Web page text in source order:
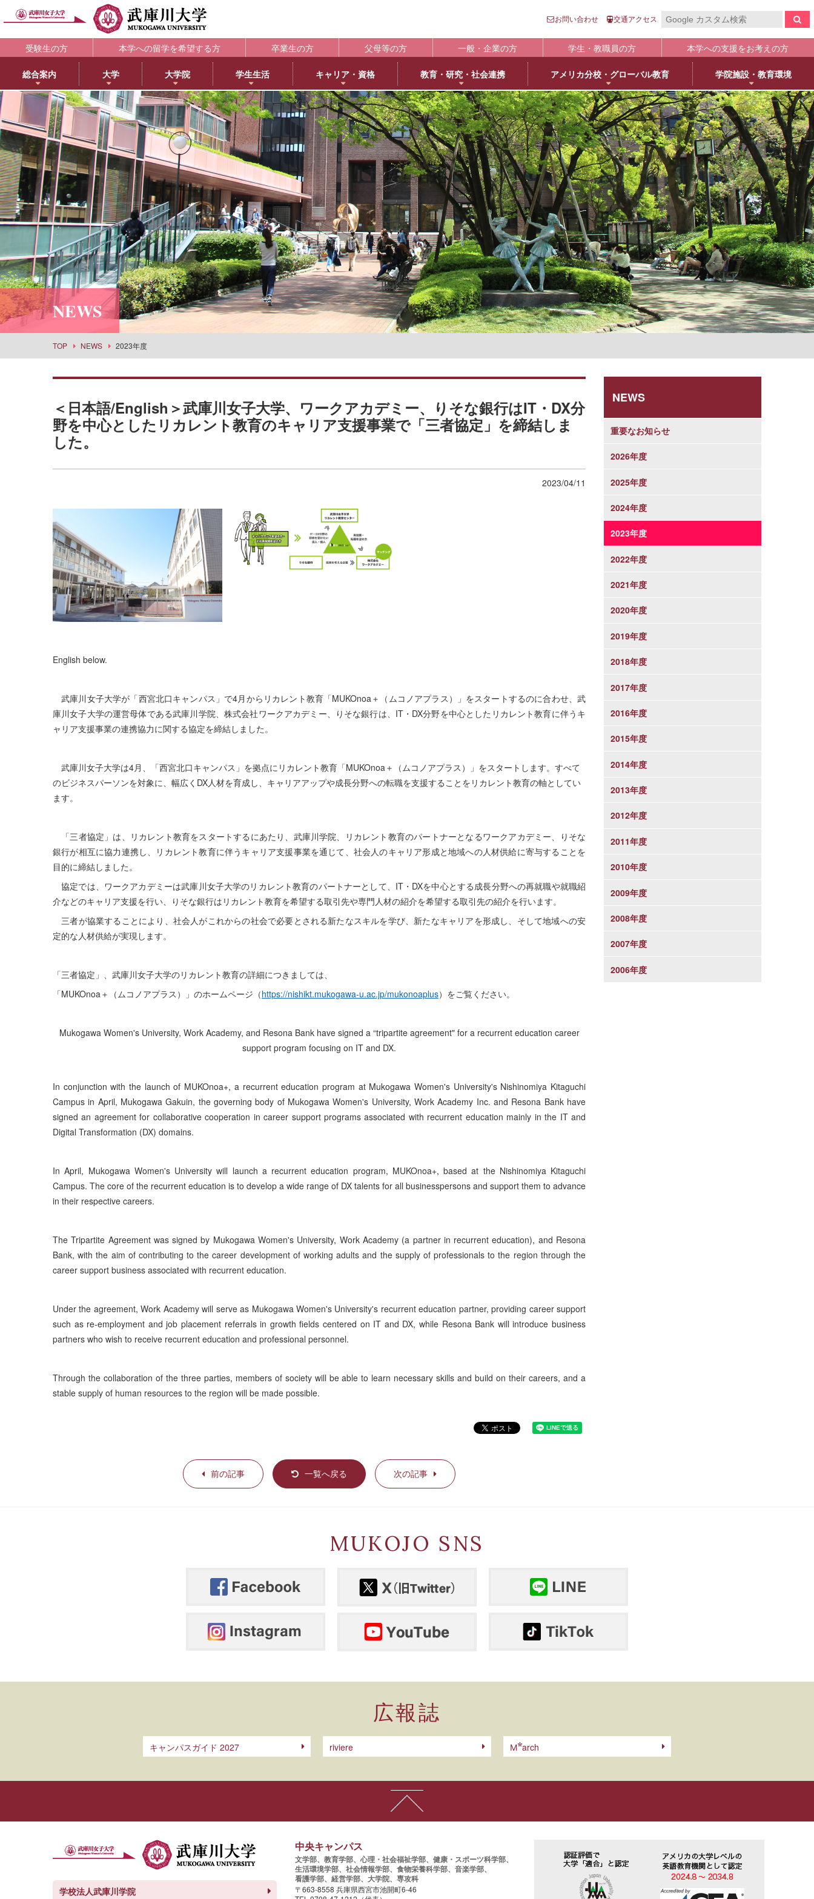
お問い合わせ 交通アクセス
受験生の方 本学への留学を希望する方 卒業生の方 父母等の方 一般・企業の方 学生・教職員の方 本学への支援をお考えの方
総合案内
理念・歴史
教育理念
学院長メッセージ
学長メッセージ
3つのポリシーとアセスメントポリシー
学びの特徴
武庫川女子大学のあゆみ
キャンパス
交通アクセス
キャンパス紹介
内部質保証体制
大学評価
認証評価
自己点検・評価
大学情報の公表
IR（Institutional Research）情報
学校法人武庫川学院
武庫川学院創立80周年
高等教育の修学支援新制度について
大学
大学
日本語日本文学科
歴史文化学科
英語グローバル学科
教育学科
心理学科
社会福祉学科
健康・スポーツ科学科
スポーツマネジメント学科
生活環境学科
社会情報学科
食物栄養学科
建築学科
景観建築学科
演奏学科
応用音楽学科
薬学科
健康生命薬科学科
目指せる主な進路・取得できる教員免許
共通教育
共通教育部
履修・成績
シラバス
履修便覧
成績評価
教員情報検索
教員一覧
名誉教授一覧
大学院
大学院・専攻科
大学院NEWS・EVENTS
日本語日本文学専攻
英語英米文学専攻
教育学専攻
臨床心理学専攻
臨床教育学専攻
健康・スポーツ科学専攻
生活環境学専攻
食物栄養学専攻
食創造科学専攻
建築学専攻
景観建築学専攻
薬学専攻
薬科学専攻
看護学専攻
音楽専攻科
学生生活
学生支援部署
教務部
学生部
国際センター
学校教育センター
キャリアセンター
総合情報システム部（ICTヘルプデスク）
健康サポートセンター
学生相談センター
学生サポート室（障がい学生支援）
スポーツセンター
丹嶺学苑研修センター
男女共同参画推進課
事業部
武庫女エンタープライズ
学生支援の概要
褒賞制度
修学支援新制度
奨学金制度
学寮
下宿・ワンルームマンション（武庫女エンタープライズ）
オフィスアワー
アルバイト
キャンパスライフ
売店・本/食堂・カフェ
キャンパスカレンダー
学友会・委員会
クラブ・同好会
学内ボランティア団体
武庫女Style
学費等納付金
学則
キャリア・資格
キャリア支援
キャリアセンター
薬学部学生の就職支援
内定先輩アドバイザーの声
資格取得
取得可能な資格
エクステンション講座
教員採用試験対策
編入
編入学について
大学院進学
大学院・専攻科入試ガイド
教育・研究・社会連携
研究所
教育総合研究所
健康科学総合研究所
女性活躍総合研究所
教育・研究サポート
研究ポータル
動物実験委員会
女性研究リーダー育成推進センター
武庫川女子大学 サイエンス・コモンズ
センター
スポーツセンター
社会連携
社会連携推進センター
発達・臨床心理センター
子育てひろば
ブラウン・ライス・ウィーク
教育連携
MUKOJO ミライ☆ラボ
大学間教育研究連携
生涯学習
オープンカレッジ
大学院／専攻科紹介
科目等履修について
リカレント教育
MUKOnoa+
教員情報検索
アメリカ分校・グローバル教育
アメリカ分校で学ぶ
アメリカ分校（English）
留学プログラム
日本文化センター
アメリカ分校キャンパスマップ
CEA認定状について
BLOG
教育学科アメリカ分校留学
薬学部アメリカ分校留学日記
国際センター
学院施設・教育環境
附属図書館
利用案内
蔵書検索
マイライブラリ
データベース一覧
武庫川女子大学リポジトリ
LibrariE
学習・研究支援
附属総合ミュージアム
利用案内
所蔵品検索
施設紹介
中央キャンパス
浜甲子園キャンパス
上甲子園キャンパス・甲子園会館
西宮北口キャンパス
武庫女ステーションキャンパス
北摂キャンパス・丹嶺学苑研修センター
アメリカ分校
NEWS
TOP NEWS 2023年度
＜日本語/English＞武庫川女子大学、ワークアカデミー、りそな銀行はIT・DX分
野を中心としたリカレント教育のキャリア支援事業で「三者協定」を締結しま
した。
2023/04/11
English below.
武庫川女子大学が「西宮北口キャンパス」で4月からリカレント教育「MUKOnoa＋（ムコノアプラス）」をスタートするのに合わせ、武
庫川女子大学の運営母体である武庫川学院、株式会社ワークアカデミー、りそな銀行は、IT・DX分野を中心としたリカレント教育に伴うキ
ャリア支援事業の連携協力に関する協定を締結しました。
武庫川女子大学は4月、「西宮北口キャンパス」を拠点にリカレント教育「MUKOnoa＋（ムコノアプラス）」をスタートします。すべて
のビジネスパーソンを対象に、幅広くDX人材を育成し、キャリアアップや成長分野への転職を支援することをリカレント教育の軸としてい
ます。
「三者協定」は、リカレント教育をスタートするにあたり、武庫川学院、リカレント教育のパートナーとなるワークアカデミー、りそな
銀行が相互に協力連携し、リカレント教育に伴うキャリア支援事業を通じて、社会人のキャリア形成と地域への人材供給に寄与することを
目的に締結しました。
協定では、ワークアカデミーは武庫川女子大学のリカレント教育のパートナーとして、IT・DXを中心とする成長分野への再就職や就職紹
介などのキャリア支援を行い、りそな銀行はリカレント教育を希望する取引先や専門人材の紹介を希望する取引先の紹介を行います。
三者が協業することにより、社会人がこれからの社会で必要とされる新たなスキルを学び、新たなキャリアを形成し、そして地域への安
定的な人材供給が実現します。
「三者協定」、武庫川女子大学のリカレント教育の詳細につきましては、
「MUKOnoa＋（ムコノアプラス）」のホームページ（https://nishikt.mukogawa-u.ac.jp/mukonoaplus）をご覧ください。
Mukogawa Women's University, Work Academy, and Resona Bank have signed a “tripartite agreement" for a recurrent education career
support program focusing on IT and DX.
In conjunction with the launch of MUKOnoa+, a recurrent education program at Mukogawa Women's University's Nishinomiya Kitaguchi
Campus in April, Mukogawa Gakuin, the governing body of Mukogawa Women's University, Work Academy Inc. and Resona Bank have
signed an agreement for collaborative cooperation in career support programs associated with recurrent education mainly in the IT and
Digital Transformation (DX) domains.
In April, Mukogawa Women's University will launch a recurrent education program, MUKOnoa+, based at the Nishinomiya Kitaguchi
Campus. The core of the recurrent education is to develop a wide range of DX talents for all businesspersons and support them to advance
in their respective careers.
The Tripartite Agreement was signed by Mukogawa Women's University, Work Academy (a partner in recurrent education), and Resona
Bank, with the aim of contributing to the career development of working adults and the supply of professionals to the region through the
career support business associated with recurrent education.
Under the agreement, Work Academy will serve as Mukogawa Women's University's recurrent education partner, providing career support
such as re-employment and job placement referrals in growth fields centered on IT and DX, while Resona Bank will introduce business
partners who wish to receive recurrent education and professional personnel.
Through the collaboration of the three parties, members of society will be able to learn necessary skills and build on their careers, and a
stable supply of human resources to the region will be made possible.
前の記事 一覧へ戻る 次の記事
NEWS
重要なお知らせ
2026年度
2025年度
2024年度
2023年度
2022年度
2021年度
2020年度
2019年度
2018年度
2017年度
2016年度
2015年度
2014年度
2013年度
2012年度
2011年度
2010年度
2009年度
2008年度
2007年度
2006年度
MUKOJO SNS
広報誌
キャンパスガイド 2027 riviere M arch
学校法人武庫川学院
中央キャンパス
文学部、 教育学部、 心理・社会福祉学部、 健康・スポーツ科学部、
生活環境学部、 社会情報学部、 食物栄養科学部、 音楽学部、
看護学部、 経営学部、 大学院、 専攻科
〒663-8558 兵庫県西宮市池開町6-46